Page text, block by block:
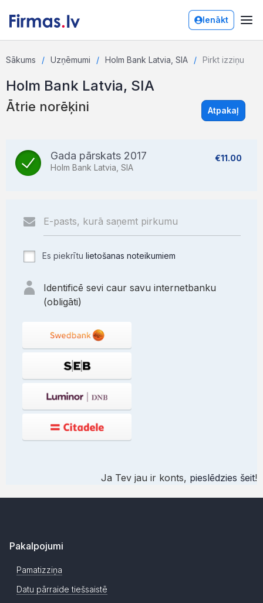
Ienākt
Sākums Uzņēmumi Holm Bank Latvia, SIA Pirkt izziņu
Holm Bank Latvia, SIA
Ātrie norēķini Atpakaļ
Gada pārskats 2017
Holm Bank Latvia, SIA
€11.00
Es piekrītu lietošanas noteikumiem
Identificē sevi caur savu internetbanku
(obligāti)
Ja Tev jau ir konts, pieslēdzies šeit!
Pakalpojumi
Pamatizziņa
Datu pārraide tiešsaistē